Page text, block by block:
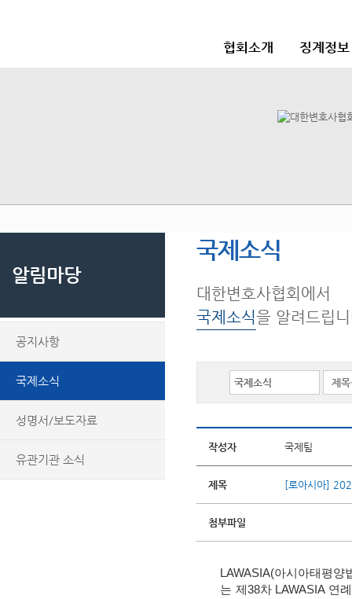
협회소개 징계정
알림마당
공지사항
국제소식
성명서/보도자료
유관기관 소식
국제소식
대한변호사협회에서
국제소식을 알려드립
작성자 국제팀
제목 [로아시아]
첨부파일
LAWASIA(아시아태평
는 제38차 LAWASIA 연